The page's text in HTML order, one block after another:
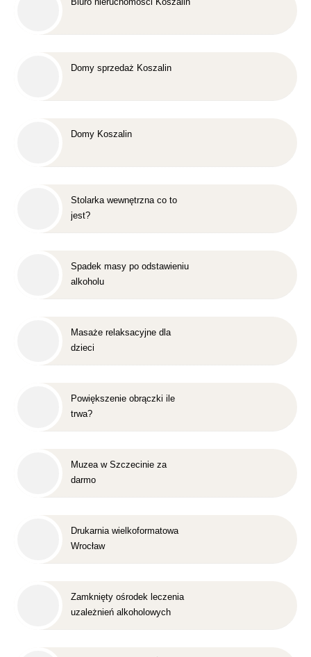
Domy sprzedaż Koszalin
Domy Koszalin
Stolarka wewnętrzna co to
jest?
Spadek masy po odstawieniu
alkoholu
Masaże relaksacyjne dla
dzieci
Powiększenie obrączki ile
trwa?
Muzea w Szczecinie za
darmo
Drukarnia wielkoformatowa
Wrocław
Zamknięty ośrodek leczenia
uzależnień alkoholowych